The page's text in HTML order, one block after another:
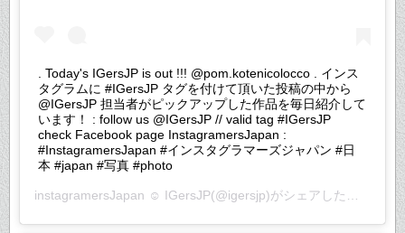
. Today's IGersJP is out !!! @pom.kotenicolocco . インス
タグラムに #IGersJP タグを付けて頂いた投稿の中から
@IGersJP 担当者がピックアップした作品を毎日紹介して
います！ : follow us @IGersJP // valid tag #IGersJP
check Facebook page InstagramersJapan :
#InstagramersJapan #インスタグラマーズジャパン #日
本 #japan #写真 #photo
instagramersJapan ☺︎ IGersJP(@igersjp)がシェアした投稿 –